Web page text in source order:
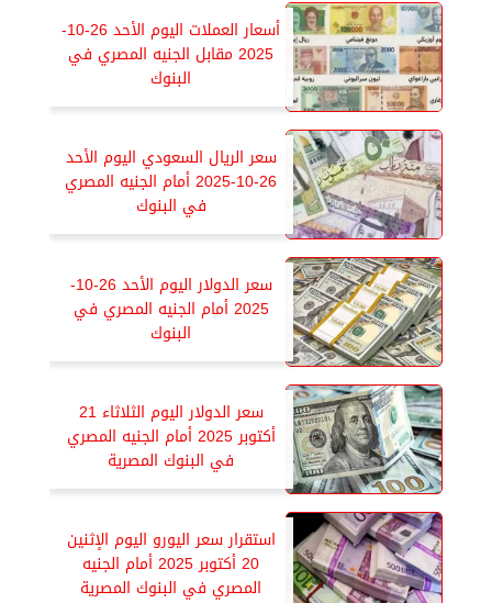
أسعار العملات اليوم الأحد 26-10-
2025 مقابل الجنيه المصري في
البنوك
سعر الريال السعودي اليوم الأحد
26-10-2025 أمام الجنيه المصري
في البنوك
سعر الدولار اليوم الأحد 26-10-
2025 أمام الجنيه المصري في
البنوك
سعر الدولار اليوم الثلاثاء 21
أكتوبر 2025 أمام الجنيه المصري
في البنوك المصرية
استقرار سعر اليورو اليوم الإثنين
20 أكتوبر 2025 أمام الجنيه
المصري في البنوك المصرية